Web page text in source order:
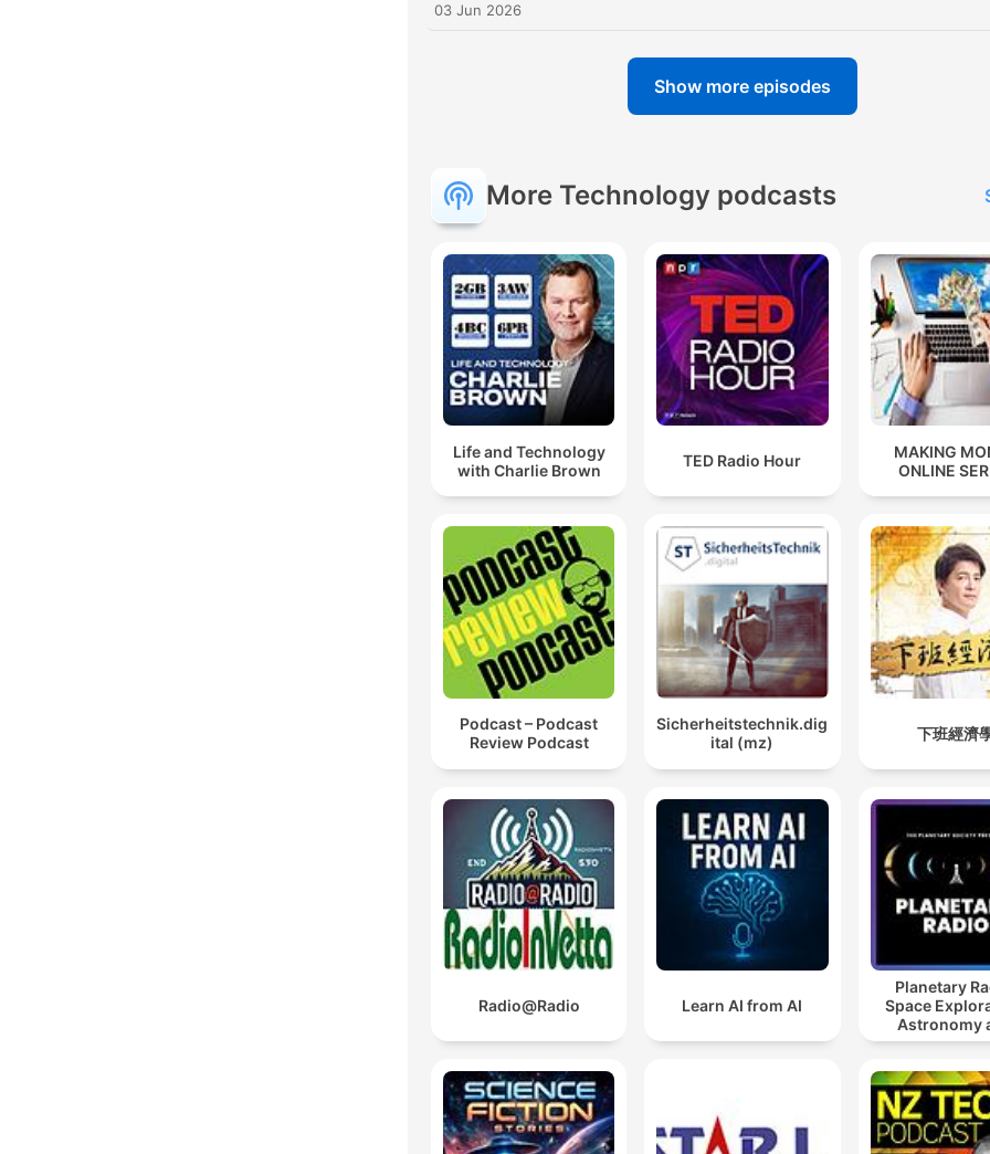
03 Jun 2026
Show more episodes
More Technology podcasts
Life and Technology
with Charlie Brown
TED Radio Hour
MAKING
ONLINE
Podcast – Podcast
Review Podcast
Sicherheitstechnik.dig
ital (mz)
下班經濟
Radio@Radio Learn AI from AI
Planetary
Space
Astronomy
Science